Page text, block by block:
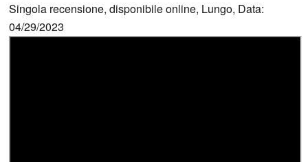
Singola recensione, disponibile online, Lungo, Data:
04/29/2023